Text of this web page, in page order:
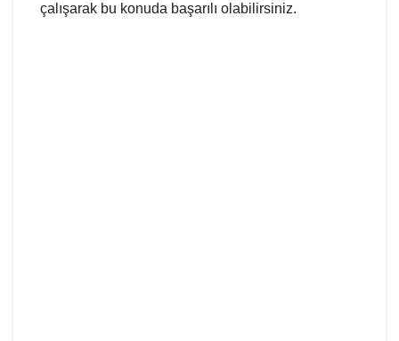
çalışarak bu konuda başarılı olabilirsiniz.